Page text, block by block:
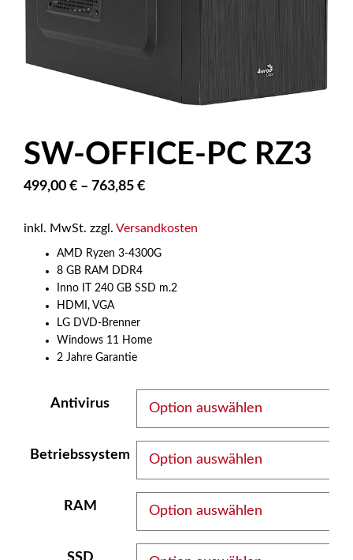
SW-OFFICE-PC RZ3
499,00 € – 763,85 €
inkl. MwSt. zzgl. Versandkosten
AMD Ryzen 3-4300G
8 GB RAM DDR4
Inno IT 240 GB SSD m.2
HDMI, VGA
LG DVD-Brenner
Windows 11 Home
2 Jahre Garantie
Antivirus
Betriebssystem
RAM